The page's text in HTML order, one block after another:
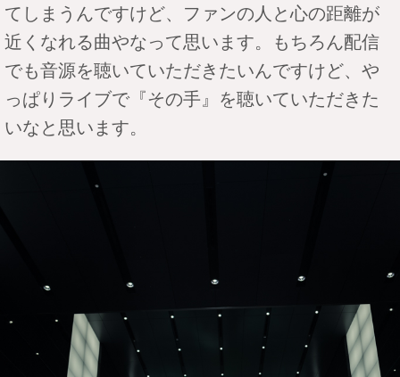
てしまうんですけど、ファンの人と心の距離が
近くなれる曲やなって思います。もちろん配信
でも音源を聴いていただきたいんですけど、や
っぱりライブで『その手』を聴いていただきた
いなと思います。